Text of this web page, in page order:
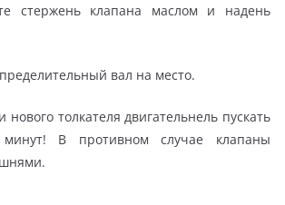
стержень клапана маслом и надень
вал на место.
нового толкателя двигательнель пускать
В противном случае клапаны